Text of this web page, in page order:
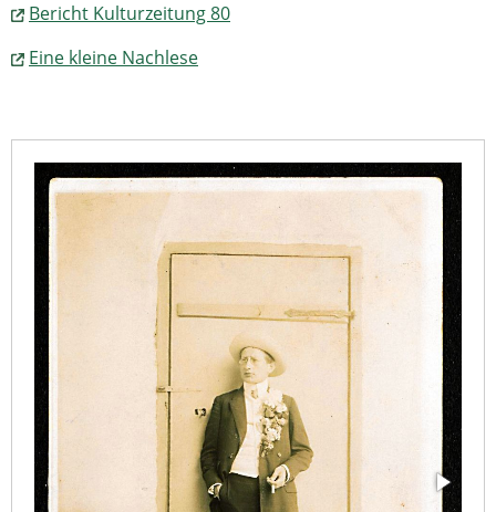
Bericht Kulturzeitung 80
Eine kleine Nachlese